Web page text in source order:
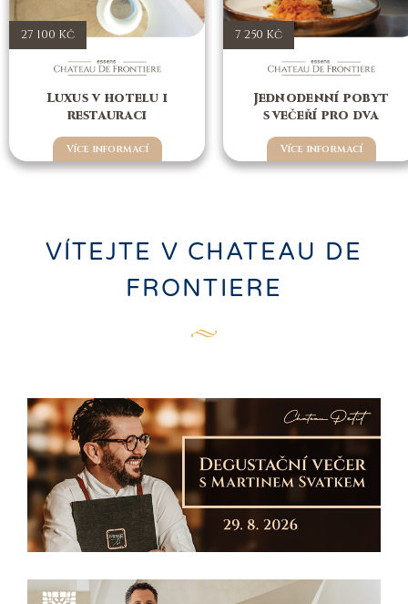
27 100 Kč
Luxus v hotelu i
restauraci
Více informací
7 250 Kč
Jednodenní pobyt
s večeří pro dva
Více informací
VÍTEJTE V CHATEAU DE
FRONTIERE